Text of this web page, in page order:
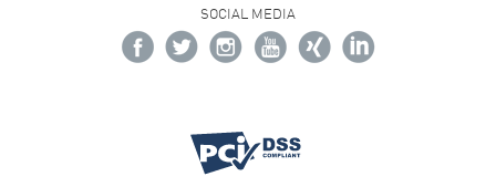
SOCIAL MEDIA